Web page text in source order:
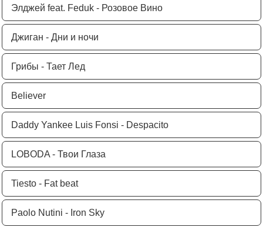
Элджей feat. Feduk - Розовое Вино
Джиган - Дни и ночи
Грибы - Тает Лед
Believer
Daddy Yankee Luis Fonsi - Despacito
LOBODA - Твои Глаза
Tiesto - Fat beat
Paolo Nutini - Iron Sky